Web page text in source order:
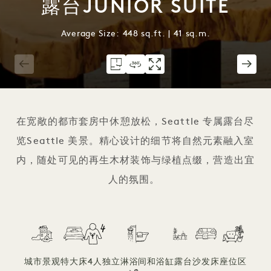
露台JUNIOR SUITE
Average Size: 448 sq.ft. | 41 sq.m.
在宽敞的都市套房中休憩放松，Seattle 专属露台尽
览Seattle 美景。精心设计的细节将自然元素融入室
内，随处可见的再生木材装饰与绿植点缀，营造出宜
人的氛围。
城市景观特大床4人 独立淋浴间和浴缸露台沙发床座位区